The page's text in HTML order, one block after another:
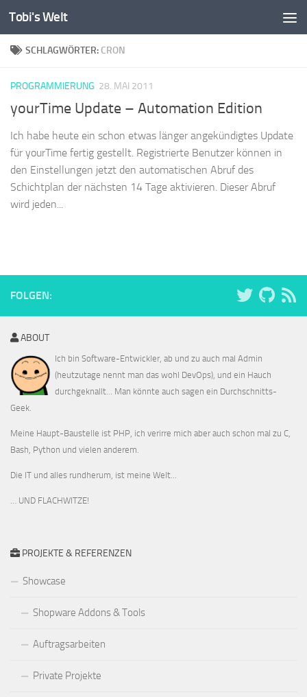
Zum Inhalt springen
Tobi's Welt
SCHLAGWÖRTER: CRON
PROGRAMMIERUNG 28. MAI 2011
yourTime Update – Automation Edition
Ich habe heute ein schon etwas länger angekündigtes Update
für yourTime fertig gestellt. Registrierte Benutzer können in
den Einstellungen jetzt den automatischen Abruf des
Schichtplan der nächsten 14 Tage aktivieren. Dieser Abruf
wird jeden...
FOLGEN:
ABOUT
Ich bin Software-Entwickler, ab und zu auch mal Admin
(heutzutage nennt man das wohl DevOps), und ein Hauch
durchgeknallt... Man könnte auch sagen ein Durchschnitts-
Geek.
Meine Haupt-Baustelle ist PHP, ich verirre mich aber auch schon mal zu C,
Bash, Python und vielen anderem.
Die IT und alles rundherum, ist meine Welt...
… UND FLACHWITZE!
PROJEKTE & REFERENZEN
Showcase
Shopware Addons & Tools
Auftragsarbeiten
Private Projekte